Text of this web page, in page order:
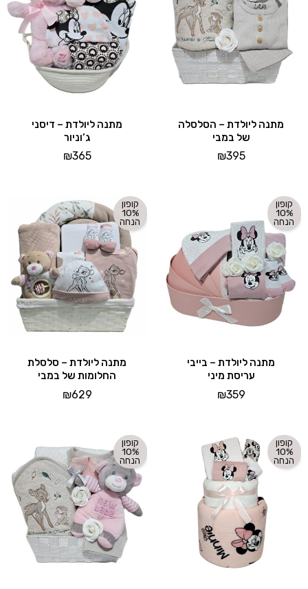
מתנה ליולדת – הסלסלה
של במבי
₪395
מתנה ליולדת – דיסני
ג’וניור
₪365
קופון
10%
הנחה
מתנה ליולדת – בייבי
עריסת מיני
₪359
קופון
10%
הנחה
מתנה ליולדת – סלסלת
החלומות של במבי
₪629
קופון
10%
הנחה
קופון
10%
הנחה